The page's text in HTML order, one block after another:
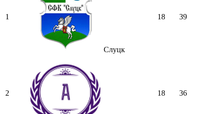
1
Слуцк
18 39
2 18 36